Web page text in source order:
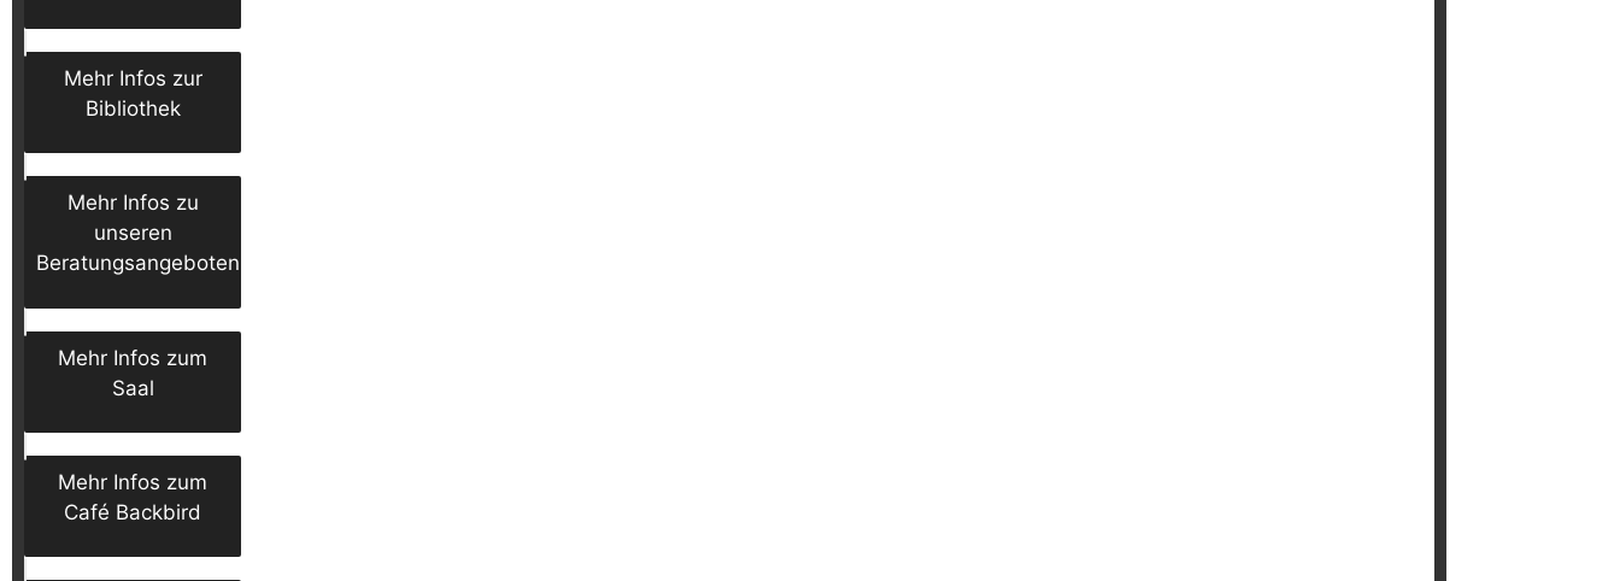
Mehr Infos zur
Bibliothek
Mehr Infos zu
unseren
Beratungsangeboten
Mehr Infos zum
Saal
Mehr Infos zum
Café Backbird